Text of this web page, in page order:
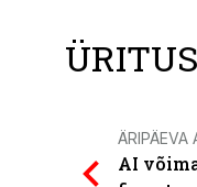
ÄRIPÄEVA
AI